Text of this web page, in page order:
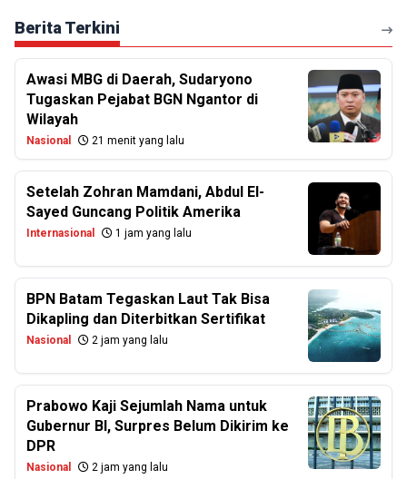
Berita Terkini
Awasi MBG di Daerah, Sudaryono
Tugaskan Pejabat BGN Ngantor di
Wilayah
Nasional 21 menit yang lalu
Setelah Zohran Mamdani, Abdul El-
Sayed Guncang Politik Amerika
Internasional 1 jam yang lalu
BPN Batam Tegaskan Laut Tak Bisa
Dikapling dan Diterbitkan Sertifikat
Nasional 2 jam yang lalu
Prabowo Kaji Sejumlah Nama untuk
Gubernur BI, Surpres Belum Dikirim ke
DPR
Nasional 2 jam yang lalu